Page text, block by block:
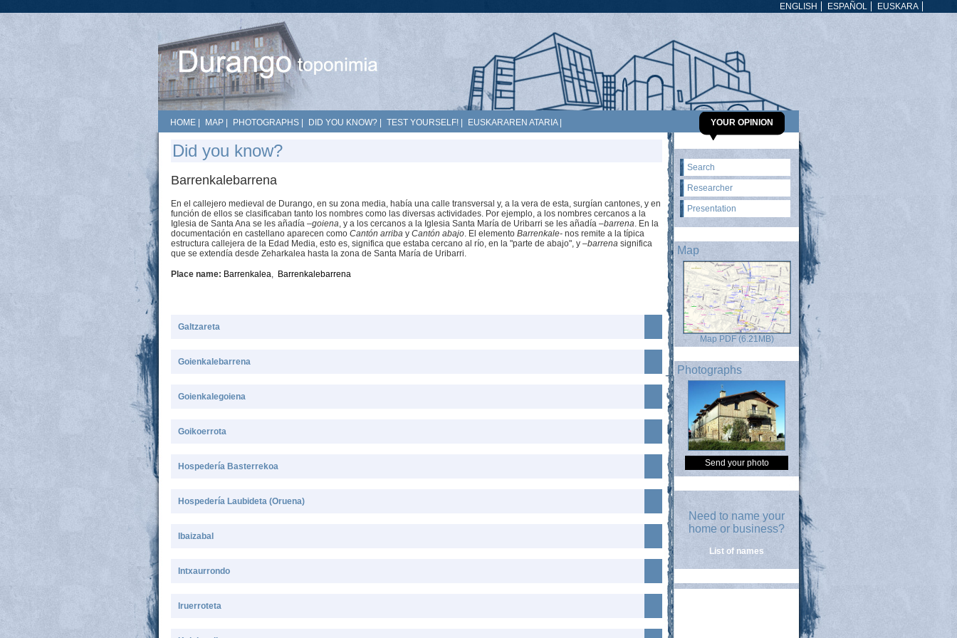
EUSKARA
ESPAÑOL
ENGLISH
HOME MAP PHOTOGRAPHS DID YOU KNOW? TEST YOURSELF! EUSKARAREN ATARIA| YOUR OPINION
Did you know?
Barrenkalebarrena
En el callejero medieval de Durango, en su zona media, había una calle transversal y, a la vera de esta, surgían cantones, y en
función de ellos se clasificaban tanto los nombres como las diversas actividades. Por ejemplo, a los nombres cercanos a la
Iglesia de Santa Ana se les añadía –goiena, y a los cercanos a la Iglesia Santa María de Uribarri se les añadía –barrena. En la
documentación en castellano aparecen como Cantón arriba y Cantón abajo. El elemento Barrenkale- nos remite a la típica
estructura callejera de la Edad Media, esto es, significa que estaba cercano al río, en la "parte de abajo", y –barrena significa
que se extendía desde Zeharkalea hasta la zona de Santa María de Uribarri.
Place name: Barrenkalea, Barrenkalebarrena
Galtzareta
Goienkalebarrena
Goienkalegoiena
Goikoerrota
Hospedería Basterrekoa
Hospedería Laubideta (Oruena)
Ibaizabal
Intxaurrondo
Iruerroteta
Search
Researcher
Presentation
Map
Map PDF (6.21MB)
Photographs
Send your photo
Need to name your
home or business?
List of names